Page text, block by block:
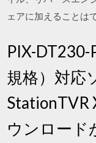
ェアに加えることは
PIX-
規格）対応
StationTVR
ウンロード